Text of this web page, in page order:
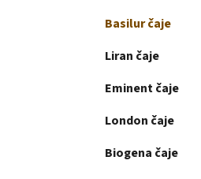
Basilur čaje
Liran čaje
Eminent čaje
London čaje
Biogena čaje